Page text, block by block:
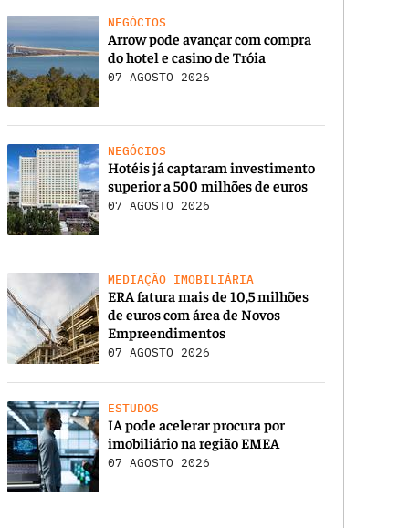
NEGÓCIOS
Arrow pode avançar com compra
do hotel e casino de Tróia
07 AGOSTO 2026
NEGÓCIOS
Hotéis já captaram investimento
superior a 500 milhões de euros
07 AGOSTO 2026
MEDIAÇÃO IMOBILIÁRIA
ERA fatura mais de 10,5 milhões
de euros com área de Novos
Empreendimentos
07 AGOSTO 2026
ESTUDOS
IA pode acelerar procura por
imobiliário na região EMEA
07 AGOSTO 2026